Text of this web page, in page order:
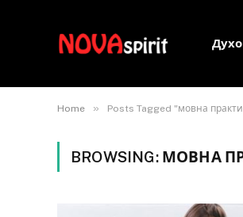
Home » Posts Tagged "мовна
BROWSING: МОВНА